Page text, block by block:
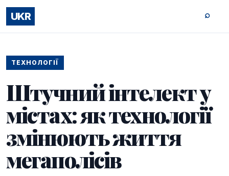
UKR ⌕
ТЕХНОЛОГІЇ
Штучний інтелект у
містах: як технології
змінюють життя
мегаполісів